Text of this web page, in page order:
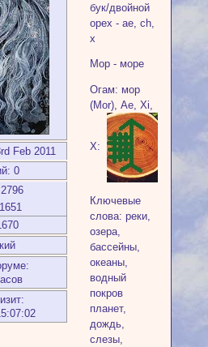
Feb 2011
0
2796
бук/двойной
орех - ae, ch,
x
Мор - море
Огам: мор
(Mor), Ae, Xi,
X:
Ключевые
слова: реки,
озера,
бассейны,
океаны,
водный
покров
планет,
дождь,
слезы,